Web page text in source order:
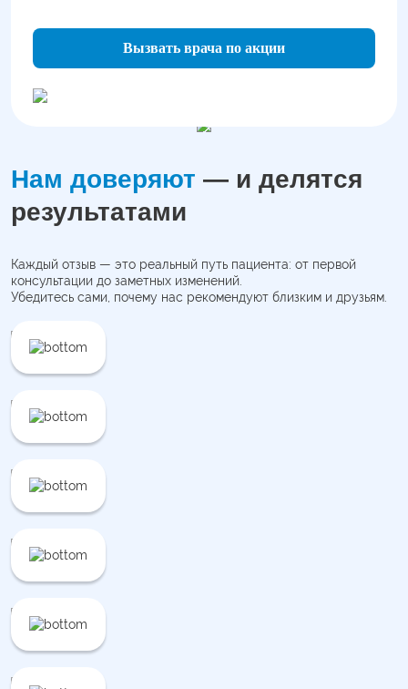
Вызвать врача по акции
Нам доверяют — и делятся
результатами
Каждый отзыв — это реальный путь пациента: от первой
консультации до заметных изменений.
Убедитесь сами, почему нас рекомендуют близким и друзьям.